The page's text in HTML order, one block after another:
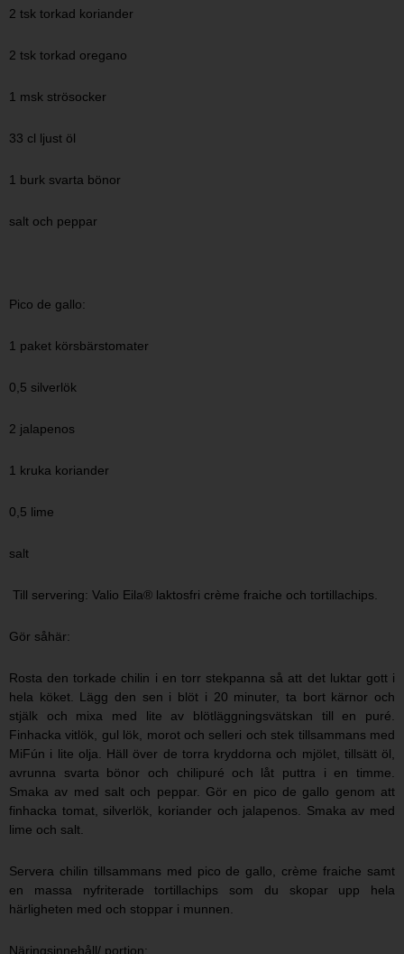
2 tsk torkad koriander
2 tsk torkad oregano
1 msk strösocker
33 cl ljust öl
1 burk svarta bönor
salt och peppar
Pico de gallo:
1 paket körsbärstomater
0,5 silverlök
2 jalapenos
1 kruka koriander
0,5 lime
salt
Till servering: Valio Eila® laktosfri crème fraiche och tortillachips.
Gör såhär:
Rosta den torkade chilin i en torr stekpanna så att det luktar gott i
hela köket. Lägg den sen i blöt i 20 minuter, ta bort kärnor och
stjälk och mixa med lite av blötläggningsvätskan till en puré.
Finhacka vitlök, gul lök, morot och selleri och stek tillsammans med
MiFún i lite olja. Häll över de torra kryddorna och mjölet, tillsätt öl,
avrunna svarta bönor och chilipuré och låt puttra i en timme.
Smaka av med salt och peppar. Gör en pico de gallo genom att
finhacka tomat, silverlök, koriander och jalapenos. Smaka av med
lime och salt.
Servera chilin tillsammans med pico de gallo, crème fraiche samt
en massa nyfriterade tortillachips som du skopar upp hela
härligheten med och stoppar i munnen.
Näringsinnehåll/ portion: